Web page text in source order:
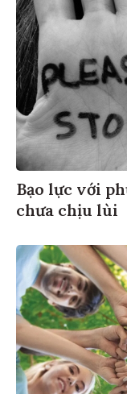
Bạo lực với
chưa chịu lùi